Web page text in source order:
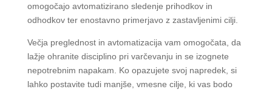
omogočajo avtomatizirano sledenje prihodkov in
odhodkov ter enostavno primerjavo z zastavljenimi cilji.
Večja preglednost in avtomatizacija vam omogočata, da
lažje ohranite disciplino pri varčevanju in se izognete
nepotrebnim napakam. Ko opazujete svoj napredek, si
lahko postavite tudi manjše, vmesne cilje, ki vas bodo